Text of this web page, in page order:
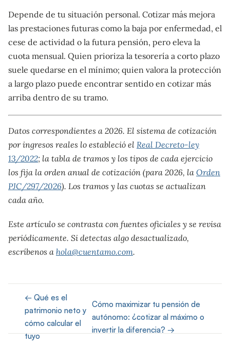
Depende de tu situación personal. Cotizar más mejora
las prestaciones futuras como la baja por enfermedad, el
cese de actividad o la futura pensión, pero eleva la
cuota mensual. Quien prioriza la tesorería a corto plazo
suele quedarse en el mínimo; quien valora la protección
a largo plazo puede encontrar sentido en cotizar más
arriba dentro de su tramo.
Datos correspondientes a 2026. El sistema de cotización
por ingresos reales lo estableció el Real Decreto-ley
13/2022; la tabla de tramos y los tipos de cada ejercicio
los fija la orden anual de cotización (para 2026, la Orden
PJC/297/2026). Los tramos y las cuotas se actualizan
cada año.
Este artículo se contrasta con fuentes oficiales y se revisa
periódicamente. Si detectas algo desactualizado,
escríbenos a hola@cuentamo.com.
← Qué es el
patrimonio neto y
cómo calcular el
tuyo
Cómo maximizar tu pensión de
autónomo: ¿cotizar al máximo o
invertir la diferencia? →